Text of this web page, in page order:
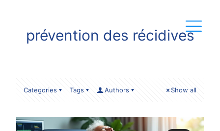
prévention des récidives
Categories Tags Authors Show all